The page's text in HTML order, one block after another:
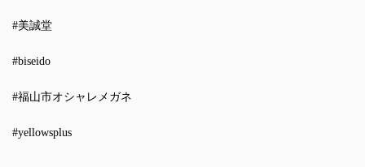
#美誠堂
#biseido
#福山市オシャレメガネ
#yellowsplus